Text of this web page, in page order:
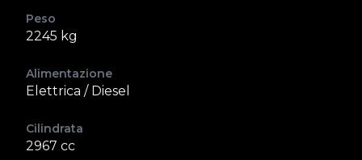
Peso
2245 kg
Alimentazione
Elettrica / Diesel
Cilindrata
2967 cc